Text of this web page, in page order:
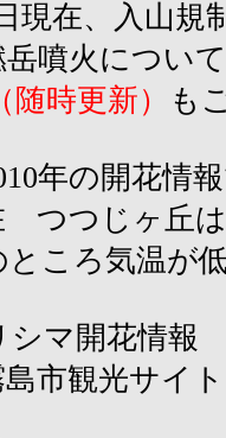
現在、入山
噴火につい
（随時更新） も
年の開花情
つつじヶ丘
ところ気温が
シマ開花情
市観光サイ